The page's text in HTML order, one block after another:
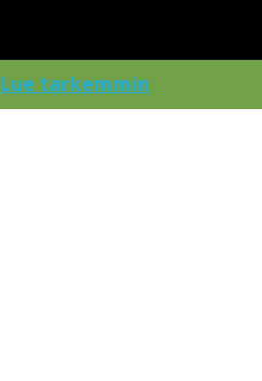
Lue tarkemmin